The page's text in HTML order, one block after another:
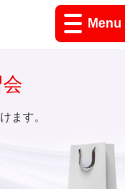
Menu
ます。